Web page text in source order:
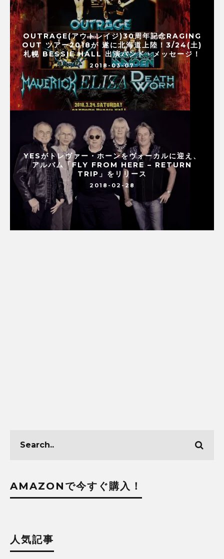
OUTRAGE(アウトレイジ)30周年記念RAGING
OUT ツアー2018が 遂に北海道上陸！3/24(土)
札幌 BESSIE HALL 出演バンド・メッセージ！
2018-03-07
YESがトレヴァー・ホーンをヴォーカルに迎え、
アルバム「FLY FROM HERE – RETURN
TRIP」をリリース
2018-02-28
AMAZONで今すぐ購入！
人気記事